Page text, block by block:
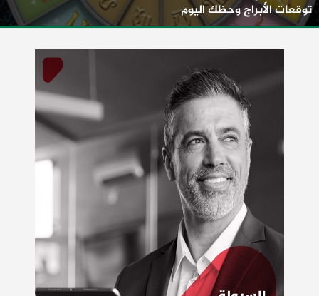
توقعات الأبراج وحظك اليوم